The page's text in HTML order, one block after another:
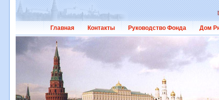
Главная Контакты Руководство Фонда Дом